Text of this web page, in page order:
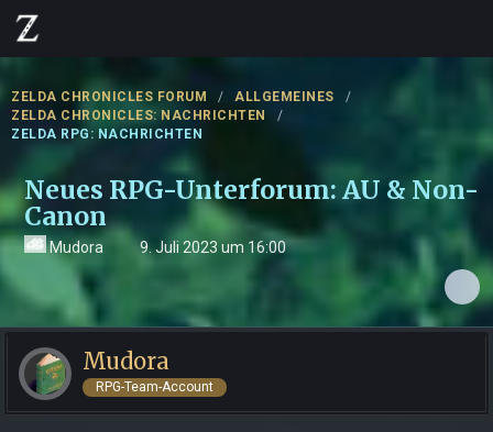
ZELDA CHRONICLES FORUM
ALLGEMEINES
ZELDA CHRONICLES: NACHRICHTEN
ZELDA RPG: NACHRICHTEN
Neues RPG-Unterforum: AU & Non-
Canon
Mudora 9. Juli 2023 um 16:00
Mudora
RPG-Team-Account